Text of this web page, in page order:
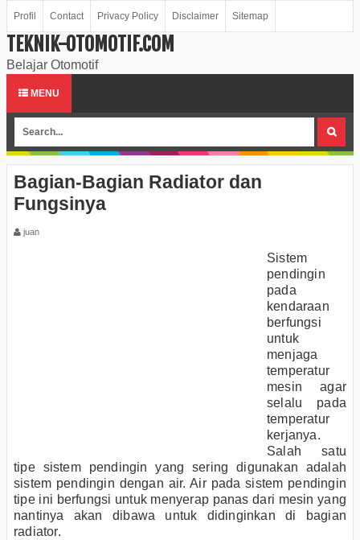
Profil Contact Privacy Policy Disclaimer Sitemap
TEKNIK-OTOMOTIF.COM
Belajar Otomotif
MENU
Bagian-Bagian Radiator dan
Fungsinya
juan
Sistem
pendingin
pada
kendaraan
berfungsi
untuk
menjaga
temperatur
mesin agar
selalu pada
temperatur
kerjanya.
Salah satu
tipe sistem pendingin yang sering digunakan adalah
sistem pendingin dengan air. Air pada sistem pendingin
tipe ini berfungsi untuk menyerap panas dari mesin yang
nantinya akan dibawa untuk didinginkan di bagian
radiator.